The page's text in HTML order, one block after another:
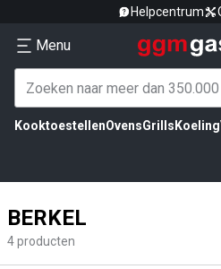
Helpcentrum
Menu
KooktoestellenOvensGrills Koeling
BERKEL
4producten